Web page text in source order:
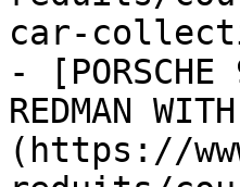
car-
-
REDMAN
(https://